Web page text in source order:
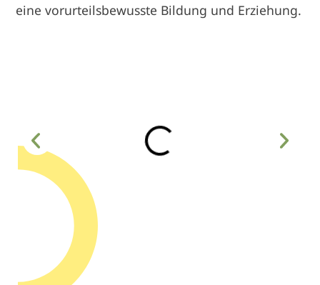
eine vorurteilsbewusste Bildung und Erziehung.